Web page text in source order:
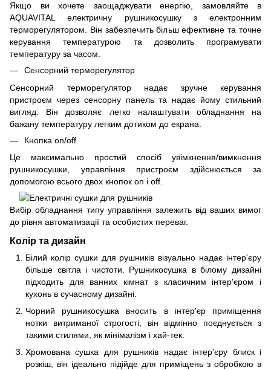
Якщо ви хочете заощаджувати енергію, замовляйте в
AQUAVITAL електричну рушникосушку з електронним
терморегулятором. Він забезпечить більш ефективне та точне
керування температурою та дозволить програмувати
температуру за часом.
Сенсорний терморегулятор
Сенсорний терморегулятор надає зручне керування
пристроєм через сенсорну панель та надає йому стильний
вигляд. Він дозволяє легко налаштувати обладнання на
бажану температуру легким дотиком до екрана.
Кнопка on/off
Це максимально простий спосіб увімкнення/вимкнення
рушникосушки, управління пристроєм здійснюється за
допомогою всього двох кнопок on і off.
Вибір обладнання типу управління залежить від ваших вимог
до рівня автоматизації та особистих переваг.
Колір та дизайн
Білий колір сушки для рушників візуально надає інтер'єру
більше світла і чистоти. Рушникосушка в білому дизайні
підходить для ванних кімнат з класичним інтер'єром і
кухонь в сучасному дизайні.
Чорний рушникосушка вносить в інтер'єр приміщення
нотки витриманої строгості, він відмінно поєднується з
такими стилями, як мінімалізм і хай-тек.
Хромована сушка для рушників надає інтер'єру блиск і
розкіш, він ідеально підійде для приміщень з обробкою в